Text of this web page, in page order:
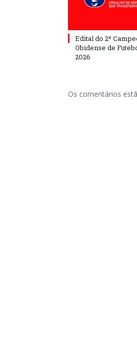
Edital do 2º
Obidense de
2026
Os comentários